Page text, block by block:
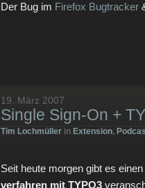
Der Bug im Firefox Bugtracker
19. März 2007
Single Sign-On +
Tim Lochmüller in Extension,
Seit heute morgen gibt es
verfahren mit TYPO3